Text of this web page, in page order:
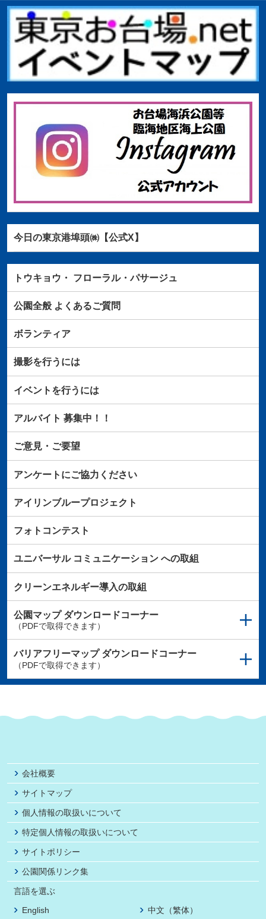
今日の東京港埠頭㈱【公式X】
トウキョウ・ フローラル・パサージュ
公園全般よくあるご質問
ボランティア
撮影を行うには
イベントを行うには
アルバイト 募集中！！
ご意見・ご要望
アンケートにご協力ください
アイリンブループロジェクト
フォトコンテスト
ユニバーサルコミュニケーションへの取組
クリーンエネルギー導入の取組
公園マップダウンロードコーナー
（PDFで取得できます）
バリアフリーマップダウンロードコーナー
（PDFで取得できます）
会社概要
サイトマップ
個人情報の取扱いについて
特定個人情報の取扱いについて
サイトポリシー
公園関係リンク集
言語を選ぶ
English
中文（繁体）